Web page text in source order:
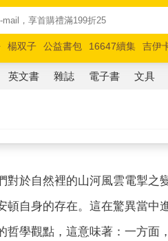
楊双子 公益書包 16647續集 吉伊
攤新作 馬斯克 玩具總動員5 超慢跑
英文書 雜誌 電子書 文具
對於自然裡的山河風雲電掣
頓自身的存在。這在驚異當
哲學觀點，這意味著：一方